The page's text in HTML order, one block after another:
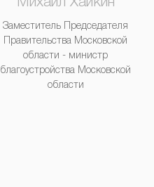
Заместитель Председателя
Правительства Московской
области - министр
благоустройства Московской
области